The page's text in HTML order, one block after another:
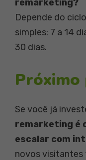
remarketing?
Depende do
simples: 7 a 14
30 dias.
Próximo
Se você já
remarketing é
escalar com
novos visitantes